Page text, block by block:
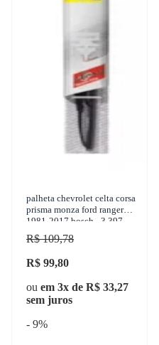
palheta chevrolet celta corsa
prisma monza ford ranger
1981-2017 bosch - 3 397
005 283
R$ 109,78
R$ 99,80
ou em 3x de R$ 33,27
sem juros
- 9%